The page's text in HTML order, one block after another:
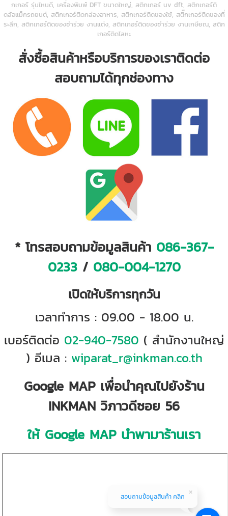
กเกอร์ รุ่นไหนดี, เครื่องพิมพ์ DFT ขนาดใหญ่, สติกเกอร์ uv dft, สติกเกอร์ติ
ดล้อแม็กรถยนต์, สติกเกอร์ติดกล่องอาหาร, สติกเกอร์ติดของใช้, สติ๊กเกอร์ติดของที่
ระลึก, สติกเกอร์ติดของชำร่วย งานแต่ง, สติกเกอร์ติดของชำร่วย งานเกษียณ, สติก
เกอร์ติดโลหะ
สั่งซื้อสินค้าหรือบริการของเราติดต่อ
สอบถามได้ทุกช่องทาง
* โทรสอบถามข้อมูลสินค้า 086-367-
0233/ 080-004-1270
เปิดให้บริการทุกวัน
เวลาทำการ : 09.00 - 18.00 น.
เบอร์ติดต่อ 02-940-7580 ( สำนักงานใหญ่
) อีเมล : wiparat_r@inkman.co.th
Google MAP เพื่อนำคุณไปยังร้าน
INKMAN วิภาวดีซอย 56
ให้ Google MAP นำพามาร้านเรา
สอบถามข้อมูลสินค้า คลิก